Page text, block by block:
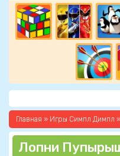
Главная » Игры Симпл Димпл
Лопни